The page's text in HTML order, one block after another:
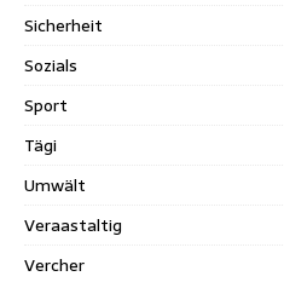
Sicherheit
Sozials
Sport
Tägi
Umwält
Veraastaltig
Vercher